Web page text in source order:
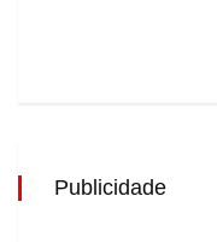
Publicidade